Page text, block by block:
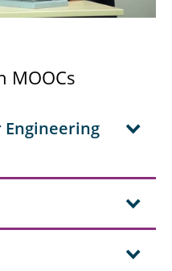
MOOCs
Engineering